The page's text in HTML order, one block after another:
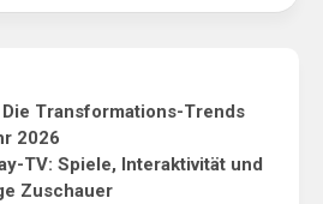
Transformations-Trends
2026
TV: Spiele, Interaktivität und
Zuschauer